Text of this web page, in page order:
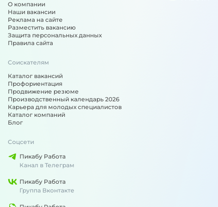
О компании
Наши вакансии
Реклама на сайте
Разместить вакансию
Защита персональных данных
Правила сайта
Соискателям
Каталог вакансий
Профориентация
Продвижение резюме
Производственный календарь 2026
Карьера для молодых специалистов
Каталог компаний
Блог
Соцсети
Пикабу Работа
Канал в Телеграм
Пикабу Работа
Группа Вконтакте